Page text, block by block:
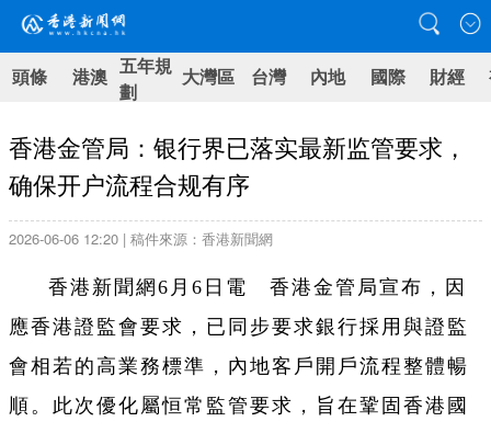
頭條 港澳 五年規
劃
大灣區 台灣 內地 國際 財經
香港金管局：银行界已落实最新监管要求，
确保开户流程合规有序
2026-06-06 12:20 | 稿件來源：香港新聞網
香港新聞網6月6日電 香港金管局宣布，因
應香港證監會要求，已同步要求銀行採用與證監
會相若的高業務標準，內地客戶開戶流程整體暢
順。此次優化屬恒常監管要求，旨在鞏固香港國